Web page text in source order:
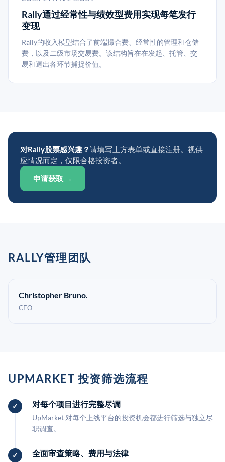
Rally通过经常性与绩效型费用实现每笔发行
变现
Rally的收入模型结合了前端撮合费、经常性的管理和仓储
费，以及二级市场交易费。该结构旨在在发起、托管、交
易和退出各环节捕捉价值。
对Rally股票感兴趣？请填写上方表单或直接注册。视供
应情况而定，仅限合格投资者。
申请获取 →
RALLY管理团队
Christopher Bruno.
CEO
UPMARKET 投资筛选流程
对每个项目进行完整尽调
UpMarket 对每个上线平台的投资机会都进行筛选与独立尽
职调查。
全面审查策略、费用与法律